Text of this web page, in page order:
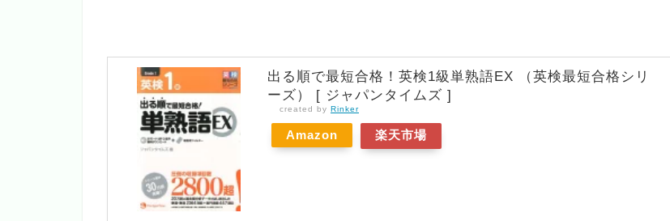
出る順で最短合格！英検1級単熟語EX （英検最短合格シリ
ーズ） [ ジャパンタイムズ ]
created by Rinker
Amazon 楽天市場